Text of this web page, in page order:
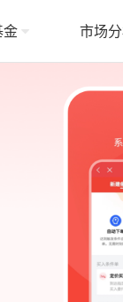
金 市场